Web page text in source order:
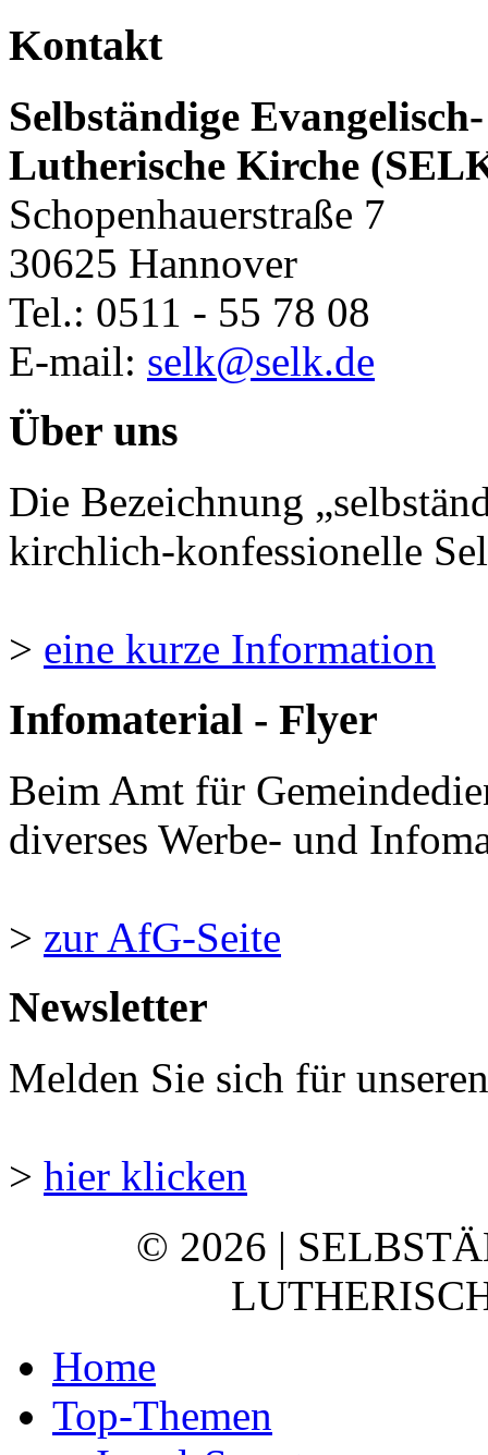
Kontakt
Selbständige Evangelisch-
Lutherische Kirche
Schopenhauerstraße 7
30625 Hannover
Tel.: 0511 - 55 78 08
E-mail: selk@selk.de
Über uns
Die Bezeichnung
kirchlich-konfessionelle
> eine kurze Information
Infomaterial - Flyer
Beim Amt für
diverses Werbe- und
> zur AfG-Seite
Newsletter
Melden Sie sich für
> hier klicken
© 2026 |
Home
Top-Themen